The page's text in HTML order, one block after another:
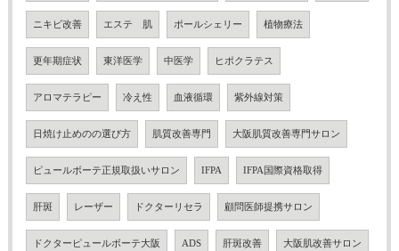
ニキビ改善 エステ 肌 ポールシェリー 植物療法
更年期症状 東洋医学 中医学 ヒポクラテス
アロマテラピー 冷え性 血液循環 紫外線対策
日焼け止めのの選び方 肌質改善専門 大阪肌質改善専門サロン
ピュールボーテ正規取扱いサロン IFPA IFPA国際資格取得
肝斑 レーザー ドクターリセラ 顧問医師提携サロン
ドクターピュールボーテ大阪 ADS 肝斑改善 大阪肌改善サロン